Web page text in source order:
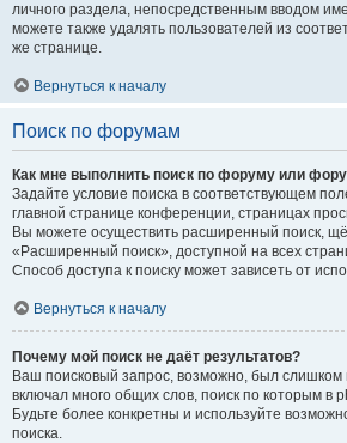
личного раздела, непосредственным вводом
можете также удалять пользователей из
же странице.
Вернуться к началу
Поиск по форумам
Как мне выполнить поиск по форуму или
Задайте условие поиска в соответствующем
главной странице конференции, страницах
Вы можете осуществить расширенный поиск,
«Расширенный поиск», доступной на всех
Способ доступа к поиску может зависеть от
Вернуться к началу
Почему мой поиск не даёт результатов?
Ваш поисковый запрос, возможно, был
включал много общих слов, поиск по которым в
Будьте более конкретны и используйте
поиска.